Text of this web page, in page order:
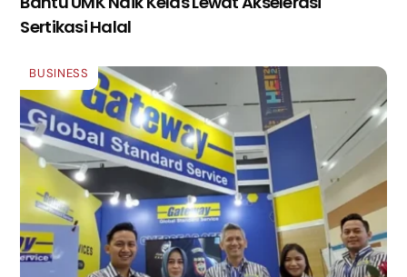
Sertikasi Halal
BUSINESS